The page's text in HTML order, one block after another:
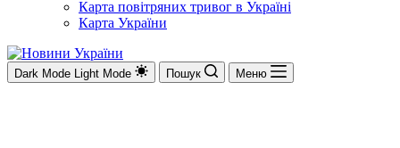
Карта повітряних тривог в Україні
Карта України
Dark Mode Light Mode Пошук Меню